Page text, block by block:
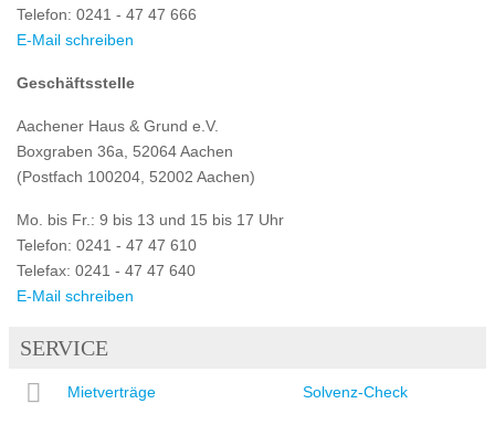
Telefon: 0241 - 47 47 666
E-Mail schreiben
Geschäftsstelle
Aachener Haus & Grund e.V.
Boxgraben 36a, 52064 Aachen
(Postfach 100204, 52002 Aachen)
Mo. bis Fr.: 9 bis 13 und 15 bis 17 Uhr
Telefon: 0241 - 47 47 610
Telefax: 0241 - 47 47 640
E-Mail schreiben
SERVICE
Mietverträge Solvenz-Check